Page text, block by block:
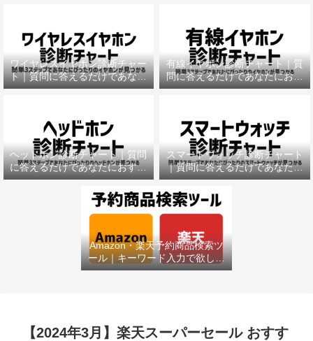
ワイヤレスイヤホン診断チャー
ト｜質問に答えるだけであなた
におすすめの機種がわかる
有線イヤホン診断チャート｜質
問に答えるだけであなたにおす
すめの機種がわかる
ヘッドホン診断チャート｜質問
に答えるだけであなたにおすす
めの機種がわかる
スマートウォッチ診断チャート
｜質問に答えるだけであなたに
おすすめの機種がわかる
Amazon・楽天予約商品検索ツ
ール｜キーワード入力で欲しい
商品を即チェック
【2024年3月】楽天スーパーセール おすす